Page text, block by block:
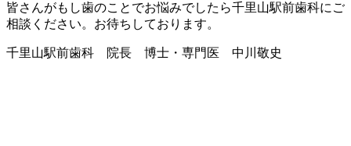
皆さんがもし歯のことでお悩みでしたら千里山駅前歯科にご
相談ください。お待ちしております。
千里山駅前歯科 院長 博士・専門医 中川敬史